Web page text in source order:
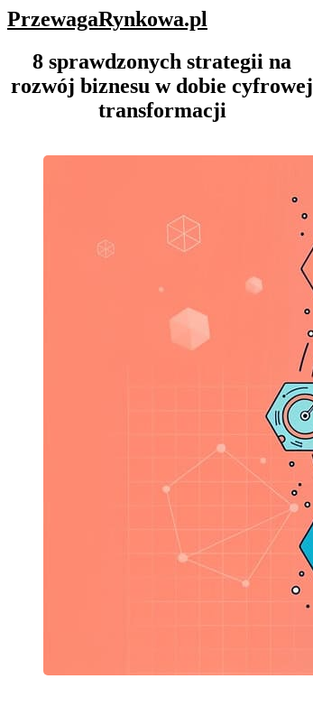
PrzewagaRynkowa.pl
8 sprawdzonych strategii na
rozwój biznesu w dobie cyfrowej
transformacji